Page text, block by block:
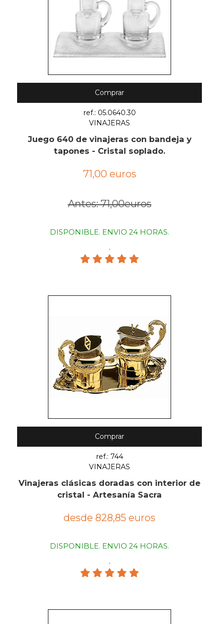
Comprar
ref.: 05.0640.30
VINAJERAS
Juego 640 de vinajeras con bandeja y
tapones - Cristal soplado.
71,00 euros
Antes: 71,00euros
DISPONIBLE. ENVIO 24 HORAS.
.
Comprar
ref.: 744
VINAJERAS
Vinajeras clásicas doradas con interior de
cristal - Artesanía Sacra
desde 828,85 euros
DISPONIBLE. ENVIO 24 HORAS.
.